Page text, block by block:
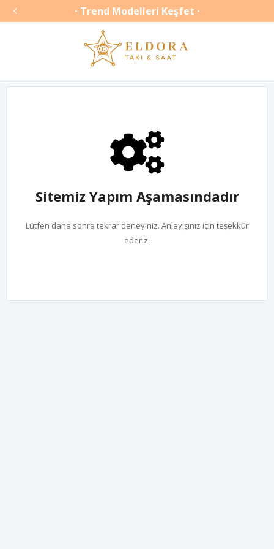
 • Trend Modelleri Keşfet •
Sitemiz Yapım Aşamasındadır
Lütfen daha sonra tekrar deneyiniz. Anlayışınız için teşekkür
ederiz.